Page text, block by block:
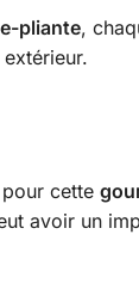
pliante,
cette
avoir un